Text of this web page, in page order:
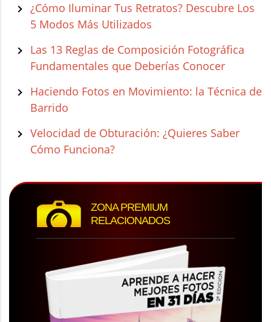
¿Cómo Iluminar Tus Retratos? Descubre Los
5 Modos Más Utilizados
Las 13 Reglas de Composición Fotográfica
Fundamentales que Deberías Conocer
Haciendo Fotos en Movimiento: la Técnica de
Barrido
Velocidad de Obturación: ¿Quieres Saber
Cómo Funciona?
ZONA PREMIUM
RELACIONADOS